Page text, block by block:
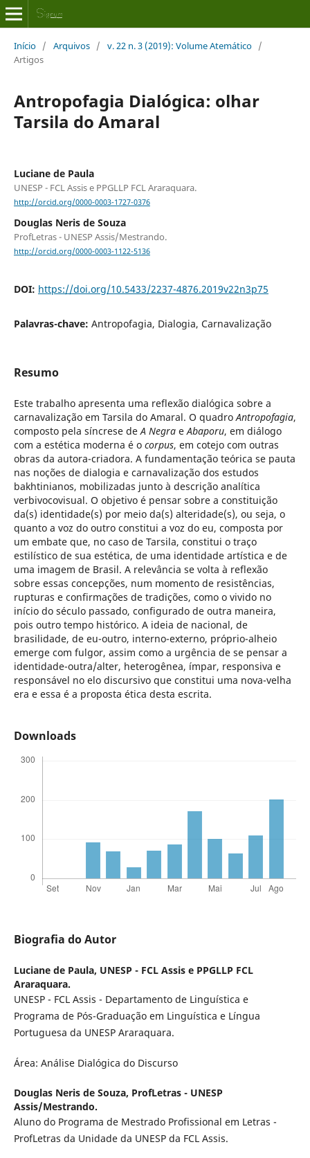
Início / Arquivos / v. 22 n. 3 (2019): Volume Atemático /
Artigos
Antropofagia Dialógica: olhar
Tarsila do Amaral
Luciane de Paula
UNESP - FCL Assis e PPGLLP FCL Araraquara.
http://orcid.org/0000-0003-1727-0376
Douglas Neris de Souza
ProfLetras - UNESP Assis/Mestrando.
http://orcid.org/0000-0003-1122-5136
DOI: https://doi.org/10.5433/2237-4876.2019v22n3p75
Palavras-chave: Antropofagia, Dialogia, Carnavalização
Resumo
Este trabalho apresenta uma reflexão dialógica sobre a
carnavalização em Tarsila do Amaral. O quadroAntropofagia,
composto pela síncrese deA NegraeAbaporu, em diálogo
com a estética moderna é o corpus, em cotejo com outras
obras da autora-criadora. A fundamentação teórica se pauta
nas noções de dialogia e carnavalização dos estudos
bakhtinianos, mobilizadas junto à descrição analítica
verbivocovisual. O objetivo é pensar sobre a constituição
da(s) identidade(s) por meio da(s) alteridade(s), ou seja, o
quanto a voz do outro constitui a voz do eu, composta por
um embate que, no caso de Tarsila, constitui o traço
estilístico de sua estética, de uma identidade artística e de
uma imagem de Brasil. A relevância se volta à reflexão
sobre essas concepções, num momento de resistências,
rupturas e confirmações de tradições, como o vivido no
início do século passado, configurado de outra maneira,
pois outro tempo histórico. A ideia de nacional, de
brasilidade, de eu-outro, interno-externo, próprio-alheio
emerge com fulgor, assim como a urgência de se pensar a
identidade-outra/alter, heterogênea, ímpar, responsiva e
responsável no elo discursivo que constitui uma nova-velha
era e essa é a proposta ética desta escrita.
Downloads
Biografia do Autor
Luciane de Paula, UNESP - FCL Assis e PPGLLP FCL
Araraquara.
UNESP - FCL Assis - Departamento de Linguística e
Programa de Pós-Graduação em Linguística e Língua
Portuguesa da UNESP Araraquara.
Área: Análise Dialógica do Discurso
Douglas Neris de Souza, ProfLetras - UNESP
Assis/Mestrando.
Aluno do Programa de Mestrado Profissional em Letras -
ProfLetras da Unidade da UNESP da FCL Assis.